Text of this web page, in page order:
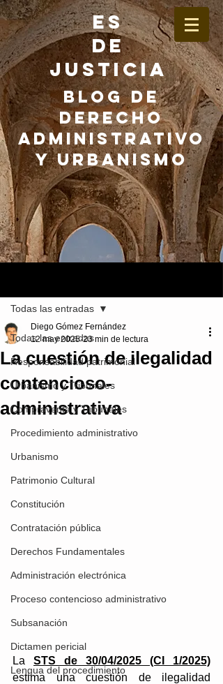
ES
DE
JUSTICIA
BLOG DE
DERECHO
ADMINISTRATIVO
Y URBANISMO
Todas las entradas
Responsabilidad patrimonial
Urbanismo y Tribunales
Compraventa y Tribunales
Procedimiento administrativo
Urbanismo
Patrimonio Cultural
Constitución
Contratación pública
Derechos Fundamentales
Administración electrónica
Proceso contencioso administrativo
Subsanación
Dictamen pericial
Lengua del procedimiento
Todas las entradas
La cuestión de ilegalidad
contencioso-
administrativa
Diego Gómez Fernández
12 may 2025 23 min de lectura
La STS de 30/04/2025 (CI 1/2025)
estima una cuestión de ilegalidad